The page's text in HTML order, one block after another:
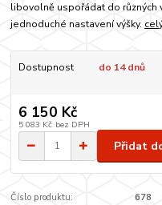
libovolně uspořádat do různých
jednoduché nastavení výšky.
Dostupnost do 14 dnů
6 150 Kč
5 083 Kč bez DPH
Přidat
Číslo produktu: 678